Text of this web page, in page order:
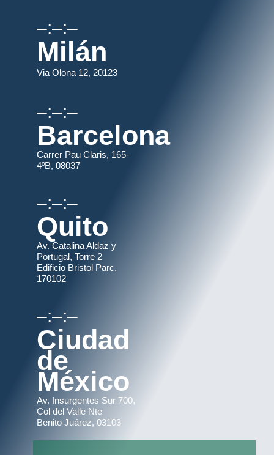
–:–:–
Milán
Via Olona 12, 20123
–:–:–
Barcelona
Carrer Pau Claris, 165-
4ºB, 08037
–:–:–
Quito
Av. Catalina Aldaz y
Portugal, Torre 2
Edificio Bristol Parc.
170102
–:–:–
Ciudad
de
México
Av. Insurgentes Sur 700,
Col del Valle Nte
Benito Juárez, 03103